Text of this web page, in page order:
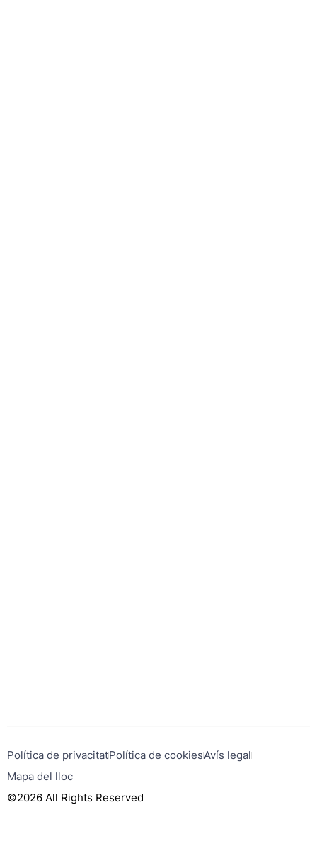
Política de privacitatPolítica de cookiesAvís legal
Mapa del lloc
©2026 All Rights Reserved